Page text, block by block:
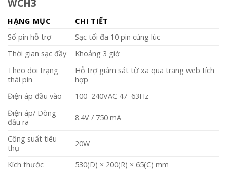
HẠNG MỤC
CHI TIẾT
Số pin hỗ trợ
Sạc tối đa 10 pin cùng lúc
Thời gian sạc đầy
Khoảng 3 giờ
Theo dõi trạng
thái pin
Hỗ trợ giám sát từ xa qua trang web tích
hợp
Điện áp đầu vào
100–240VAC 47–63Hz
Điện áp/ Dòng
đầu ra
8.4V / 750 mA
Công suất tiêu
thụ
20W
Kích thước
530(D) × 200(R) × 65(C) mm